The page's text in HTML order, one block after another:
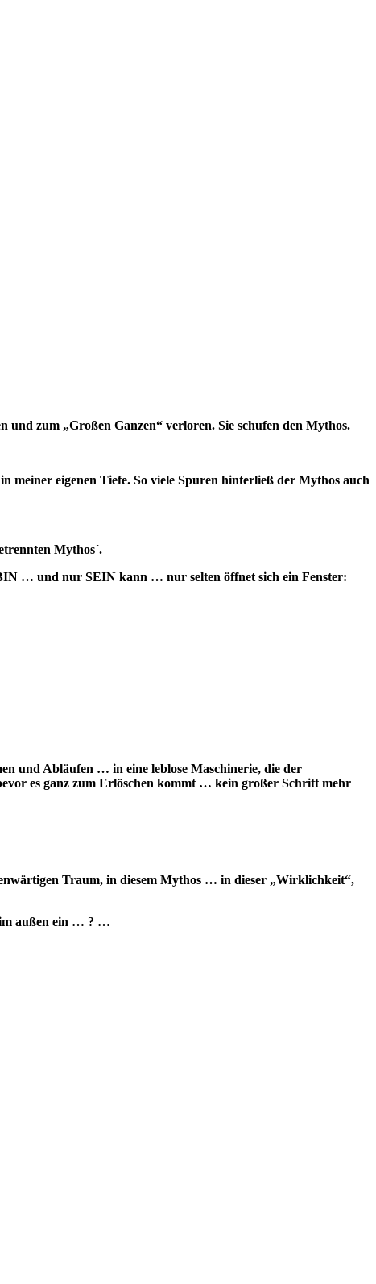
und zum „Großen Ganzen“ verloren. Sie schufen den Mythos.
meiner eigenen Tiefe. So viele Spuren hinterließ der Mythos auch
Mythos´.
… und nur SEIN kann … nur selten öffnet sich ein Fenster:
und Abläufen … in eine leblose Maschinerie, die der
es ganz zum Erlöschen kommt … kein großer Schritt mehr
Traum, in diesem Mythos … in dieser „Wirklichkeit“,
außen ein … ? …